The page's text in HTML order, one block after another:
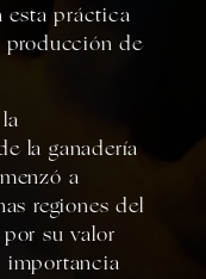
esta práctica
producción de
la ganadería
a
regiones del
su valor
importancia